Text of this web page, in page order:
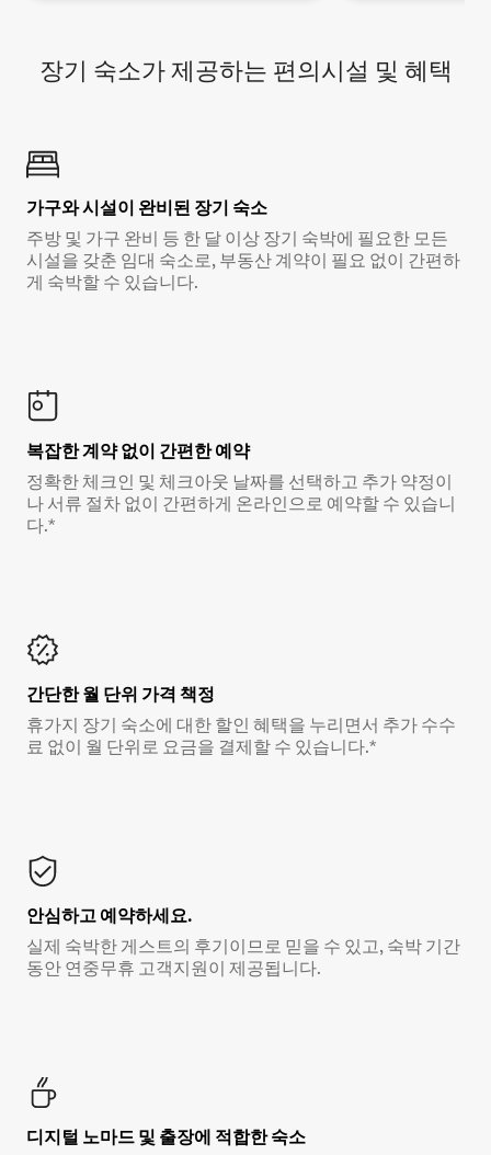
장기 숙소가 제공하는 편의시설 및 혜택
가구와 시설이 완비된 장기 숙소
주방 및 가구 완비 등 한 달 이상 장기 숙박에 필요한 모든
시설을 갖춘 임대 숙소로, 부동산 계약이 필요 없이 간편하
게 숙박할 수 있습니다.
복잡한 계약 없이 간편한 예약
정확한 체크인 및 체크아웃 날짜를 선택하고 추가 약정이
나 서류 절차 없이 간편하게 온라인으로 예약할 수 있습니
다.*
간단한 월 단위 가격 책정
휴가지 장기 숙소에 대한 할인 혜택을 누리면서 추가 수수
료 없이 월 단위로 요금을 결제할 수 있습니다.*
안심하고 예약하세요.
실제 숙박한 게스트의 후기이므로 믿을 수 있고, 숙박 기간
동안 연중무휴 고객지원이 제공됩니다.
디지털 노마드 및 출장에 적합한 숙소